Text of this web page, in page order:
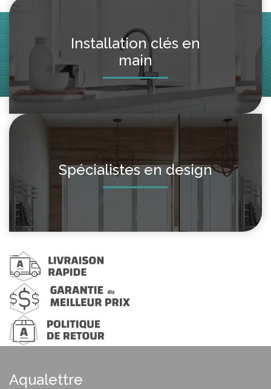
Installation clés en
main
Spécialistes en design
Aqualettre